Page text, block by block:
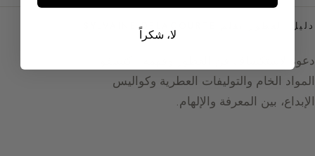
دليل العطور بقلم SYLVAINE DELACOURTE
دعوة لاستكشاف فنّ العطور وفهمه. اكتشفوا
المواد الخام والتوليفات العطرية وكواليس
الإبداع، بين المعرفة والإلهام.
لا، شكراً